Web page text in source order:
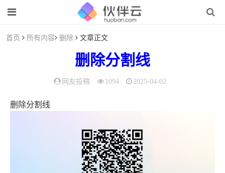
首页 所有内容 删除 文章正文
删除分割线
网友投稿 1094 2025-04-02
删除分割线